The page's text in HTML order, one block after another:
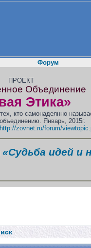
Форум
ПРОЕКТ
Объединение
Этика»
кто самонадеянно
Январь, 2015г.
zovnet.ru/forum/
«Судьба идей и